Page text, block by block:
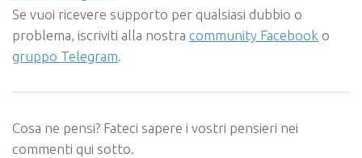
Se vuoi ricevere supporto per qualsiasi dubbio o
problema, iscriviti alla nostra community Facebook o
gruppo Telegram.
Cosa ne pensi? Fateci sapere i vostri pensieri nei
commenti qui sotto.